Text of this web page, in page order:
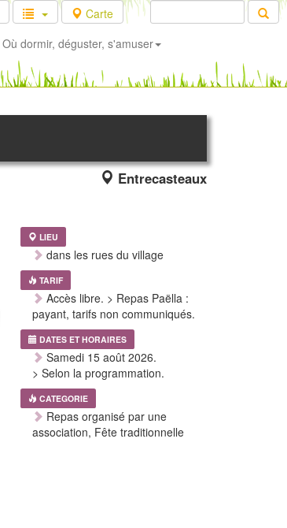
Carte
Où dormir, déguster, s'amuser
Entrecasteaux
LIEU
dans les rues du village
TARIF
Accès libre. > Repas Paëlla :
payant, tarifs non communiqués.
DATES ET HORAIRES
Samedi 15 août 2026.
> Selon la programmation.
CATEGORIE
Repas organisé par une
association, Fête traditionnelle